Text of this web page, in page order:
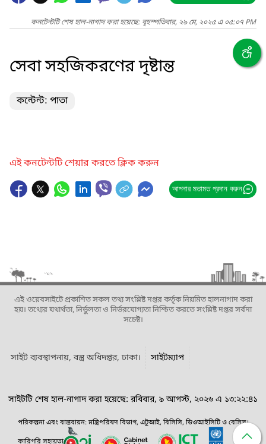
কনটেন্টটি শেষ হাল-নাগাদ করা হয়েছে: বৃহস্পতিবার, ২৯ মে, ২০২৫ এ ০৫:০৭ PM
সেবা সহজিকরণের দৃষ্টান্ত
কন্টেন্ট: পাতা
এই কনটেন্টটি শেয়ার করতে ক্লিক করুন
আপনার মতামত প্রদান করুন
এই ওয়েবসাইটে প্রকাশিত সকল তথ্য সংশ্লিষ্ট দপ্তর কর্তৃক নিয়মিত হালনাগাদ করা
হয়। তথ্যের যথার্থতা, নির্ভুলতা ও নির্ভরযোগ্যতা নিশ্চিত করতে সংশ্লিষ্ট দপ্তর সর্বদা
সচেষ্ট।
সাইট ব্যবস্থাপনায়, বস্ত্র অধিদপ্তর, ঢাকা। সাইটম্যাপ
সাইটটি শেষ হাল-নাগাদ করা হয়েছে: রবিবার, ৯ আগস্ট, ২০২৬ এ ১৩:২২:৪১
পরিকল্পনা এবং বাস্তবায়ন: মন্ত্রিপরিষদ বিভাগ, এটুআই, বিসিসি, ডিওআইসিটি ও বেসিস।
কারিগরি সহায়তা